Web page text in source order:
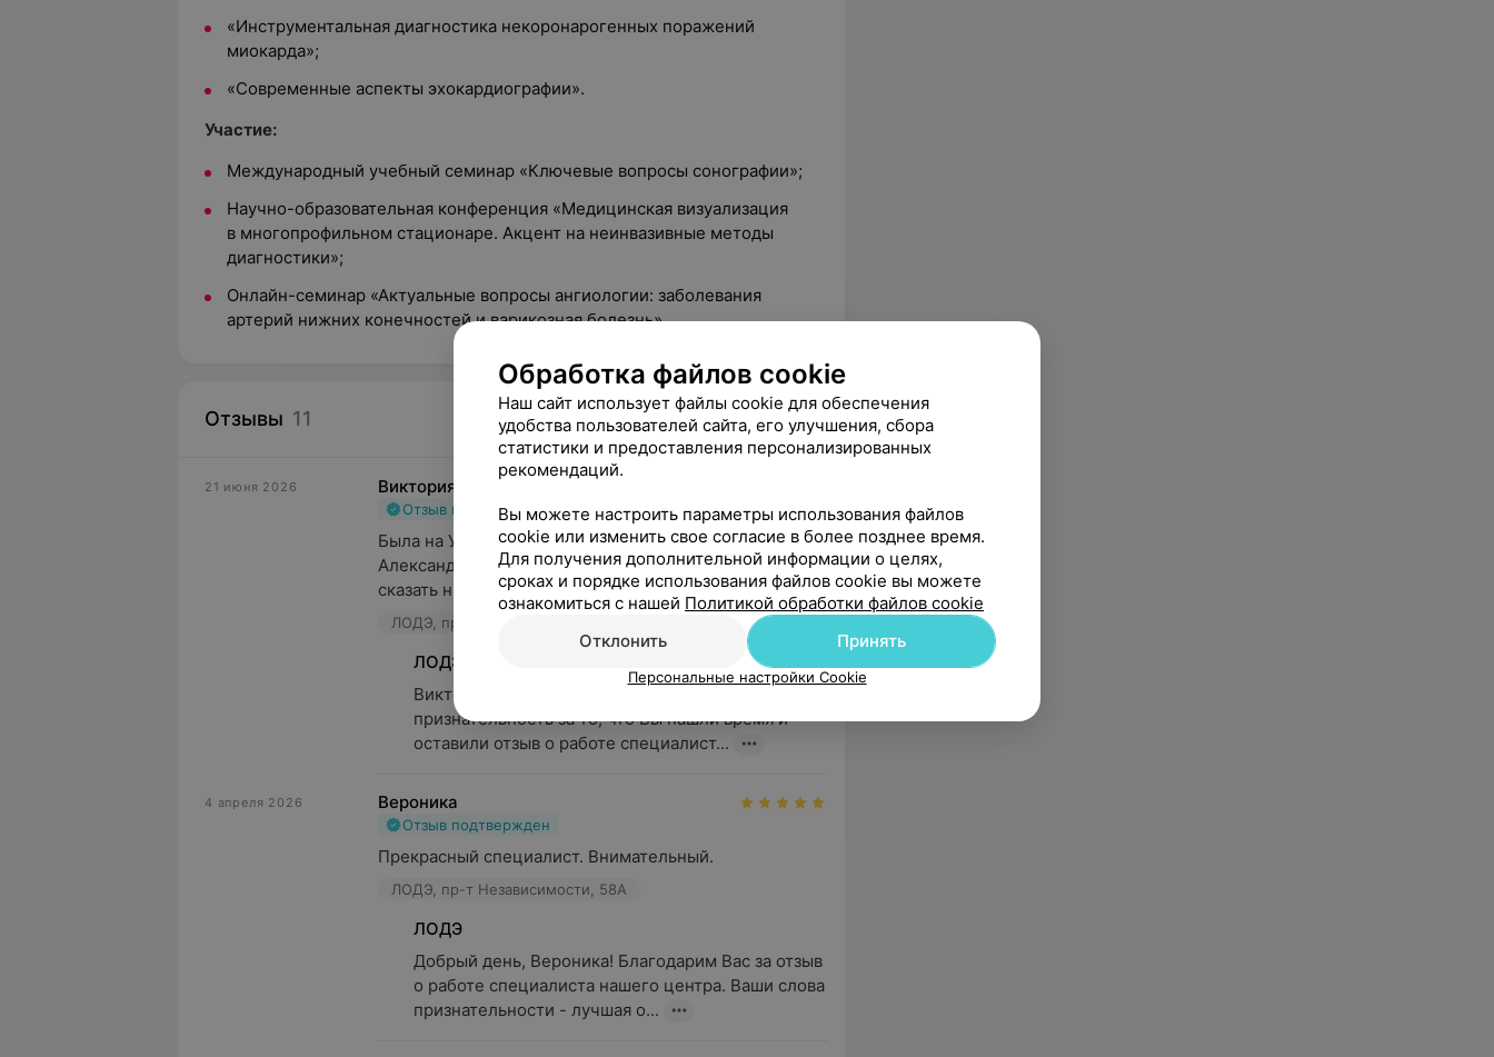
«Инструментальная диагностика некоронарогенных поражений
миокарда»;
«Современные аспекты эхокардиографии».
Участие:
Международный учебный семинар «Ключевые вопросы сонографии»;
Научно-образовательная конференция «Медицинская визуализация
в многопрофильном стационаре. Акцент на неинвазивные методы
диагностики»;
Онлайн-семинар «Актуальные вопросы ангиологии: заболевания
артерий нижних конечностей и варикозная болезнь».
Отзывы 11 5.0 ЛОДЭ, пр-т Независимости, 58А
21 июня 2026 Виктория
Отзыв подтвержден
Была на УЗИ у доктора Феоктистовой Ирины
Александровны. Сказать что я в восторге – это не
сказать ничего., Прекрасный сп...
ЛОДЭ, пр-т Независимости, 58А
ЛОДЭ
Виктория, здравствуйте! Выражаем Вам свою
признательность за то, что Вы нашли время и
оставили отзыв о работе специалист...
4 апреля 2026 Вероника
Отзыв подтвержден
Прекрасный специалист. Внимательный.
ЛОДЭ, пр-т Независимости, 58А
ЛОДЭ
Добрый день, Вероника! Благодарим Вас за отзыв
о работе специалиста нашего центра. Ваши слова
признательности - лучшая о...
Обработка файлов cookie
Наш сайт использует файлы cookie для обеспечения
удобства пользователей сайта, его улучшения, сбора
статистики и предоставления персонализированных
рекомендаций.
Вы можете настроить параметры использования файлов
cookie или изменить свое согласие в более позднее время.
Для получения дополнительной информации о целях,
сроках и порядке использования файлов cookie вы можете
ознакомиться с нашей Политикой обработки файлов cookie
Отклонить
Принять
Персональные настройки Cookie